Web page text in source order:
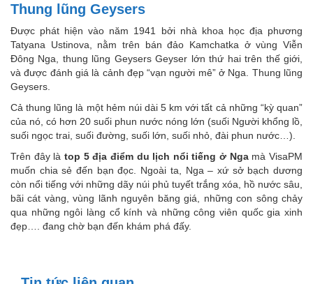
Thung lũng Geysers
Được phát hiện vào năm 1941 bởi nhà khoa học địa phương
Tatyana Ustinova, nằm trên bán đảo Kamchatka ở vùng Viễn
Đông Nga, thung lũng Geysers Geyser lớn thứ hai trên thế giới,
và được đánh giá là cảnh đẹp “vạn người mê” ở Nga. Thung lũng
Geysers.
Cả thung lũng là một hẻm núi dài 5 km với tất cả những “kỳ quan”
của nó, có hơn 20 suối phun nước nóng lớn (suối Người khổng lồ,
suối ngọc trai, suối đường, suối lớn, suối nhỏ, đài phun nước…).
Trên đây là top 5 địa điểm du lịch nổi tiếng ở Ngamà VisaPM
muốn chia sẻ đến bạn đọc. Ngoài ta, Nga – xứ sở bạch dương
còn nổi tiếng với những dãy núi phủ tuyết trắng xóa, hồ nước sâu,
bãi cát vàng, vùng lãnh nguyên băng giá, những con sông chảy
qua những ngôi làng cổ kính và những công viên quốc gia xinh
đẹp…. đang chờ bạn đến khám phá đấy.